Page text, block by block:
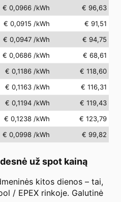
€ 0,0966 /kWh
€ 96,63
€ 0,0915 /kWh
€ 91,51
€ 0,0947 /kWh
€ 94,75
€ 0,0686 /kWh
€ 68,61
€ 0,1186 /kWh
€ 118,60
€ 0,1163 /kWh
€ 116,31
€ 0,1194 /kWh
€ 119,43
€ 0,1238 /kWh
€ 123,79
€ 0,0998 /kWh € 99,82
už spot kainą
kitos dienos – tai,
/ EPEX rinkoje. Galutinė